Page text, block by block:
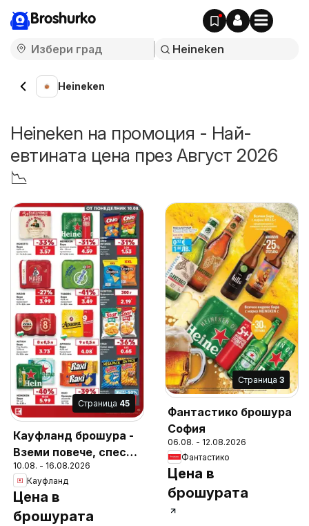
Broshurko
Heineken
Heineken на промоция - Най-
евтината цена през Август 2026
📉
Cтраница 45
Кауфланд брошура -
Вземи повече, спести
повече с Kaufland с
валидност до
16.08.2026
10.08. - 16.08.2026
Кауфланд
Цена в
брошурата
Cтраница 3
Фантастико брошура
София
06.08. - 12.08.2026
Фантастико
Цена в
брошурата